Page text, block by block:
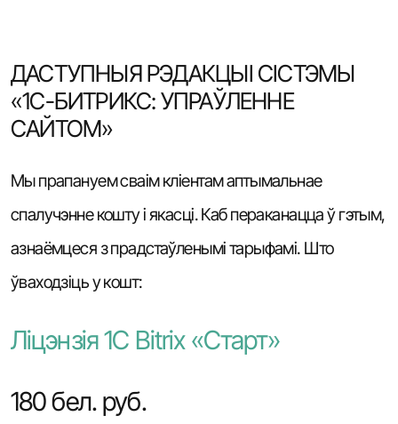
ДАСТУПНЫЯ РЭДАКЦЫІ СІСТЭМЫ
«1С-БИТРИКС: УПРАЎЛЕННЕ
САЙТОМ»
Мы прапануем сваім кліентам аптымальнае
спалучэнне кошту і якасці. Каб пераканацца ў гэтым,
азнаёмцеся з прадстаўленымі тарыфамі. Што
ўваходзіць у кошт:
Ліцэнзія 1С Bitrix «Старт»
180 бел. руб.